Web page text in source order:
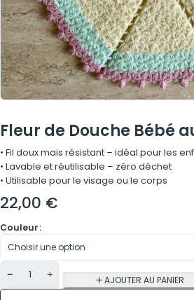
Fleur de Douche Bébé
• Fil doux mais résistant – idéal pour les
• Lavable et réutilisable – zéro déchet
• Utilisable pour le visage ou le corps
22,00 €
Couleur
AJOUTER AU PANIER